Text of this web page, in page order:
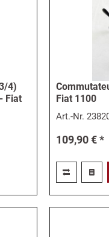
4)
Fiat
Fiat 1100
Art.-Nr.
109,90 € *